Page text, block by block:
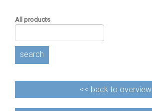
All products
search
<< back to overview